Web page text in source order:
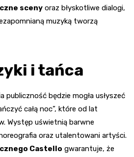
sceny oraz błyskotliwe dialogi,
muzyką tworzą
i tańca
publiczność będzie mogła usłyszeć
całą noc”, które od lat
Występ uświetnią barwne
oraz utalentowani artyści.
Castello gwarantuje, że